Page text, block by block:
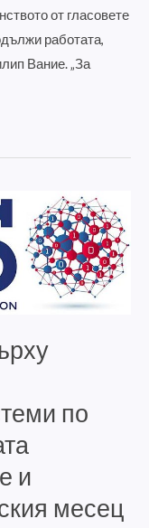
от гласовете
работата,
Вание. „За
по
и
месец